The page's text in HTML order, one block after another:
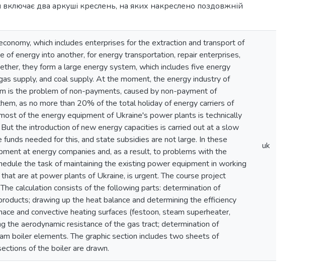
включає два аркуші креслень, на яких накреслено поздовжній
which includes enterprises for the extraction and transport of
energy into another, for energy transportation, repair enterprises,
they form a large energy system, which includes five energy
supply, and coal supply. At the moment, the energy industry of
is the problem of non-payments, caused by non-payment of
as no more than 20% of the total holiday of energy carriers of
of the energy equipment of Ukraine's power plants is technically
the introduction of new energy capacities is carried out at a slow
needed for this, and state subsidies are not large. In these
at energy companies and, as a result, to problems with the
the task of maintaining the existing power equipment in working
are at power plants of Ukraine, is urgent. The course project
calculation consists of the following parts: determination of
drawing up the heat balance and determining the efficiency
and convective heating surfaces (festoon, steam superheater,
the aerodynamic resistance of the gas tract; determination of
boiler elements. The graphic section includes two sheets of
of the boiler are drawn.
uk